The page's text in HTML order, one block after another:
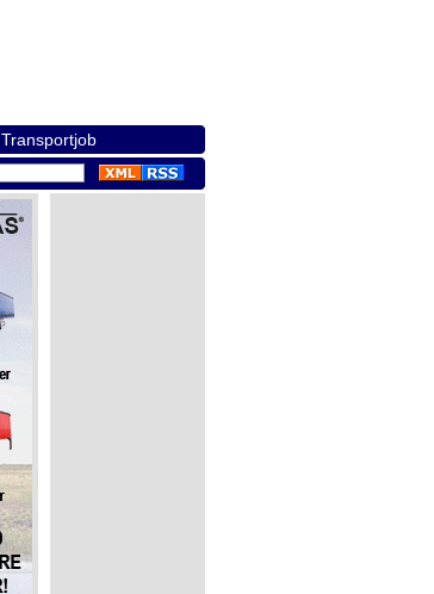
Transportjob